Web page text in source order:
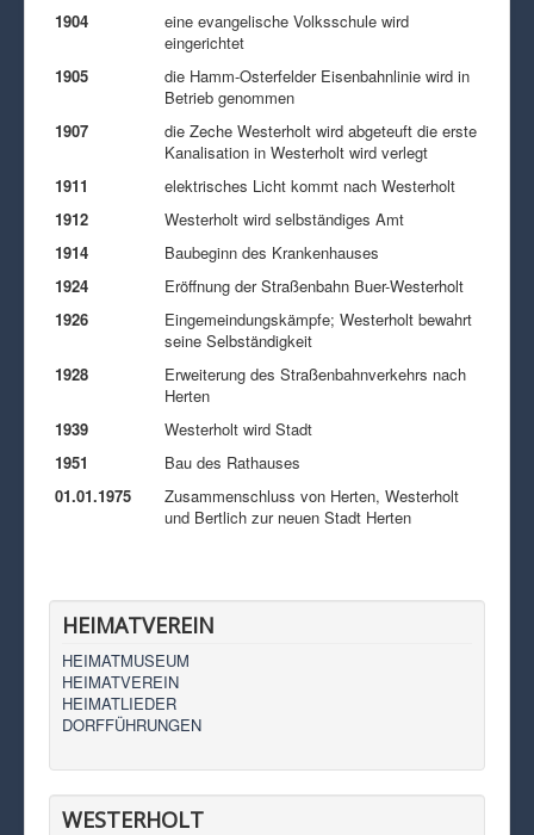
1904
eine evangelische Volksschule wird
eingerichtet
1905
die Hamm-Osterfelder Eisenbahnlinie wird in
Betrieb genommen
1907
die Zeche Westerholt wird abgeteuft die erste
Kanalisation in Westerholt wird verlegt
1911
elektrisches Licht kommt nach Westerholt
1912
Westerholt wird selbständiges Amt
1914
Baubeginn des Krankenhauses
1924
Eröffnung der Straßenbahn Buer-Westerholt
1926
Eingemeindungskämpfe; Westerholt bewahrt
seine Selbständigkeit
1928
Erweiterung des Straßenbahnverkehrs nach
Herten
1939
Westerholt wird Stadt
1951
Bau des Rathauses
01.01.1975
Zusammenschluss von Herten, Westerholt
und Bertlich zur neuen Stadt Herten
HEIMATVEREIN
HEIMATMUSEUM
HEIMATVEREIN
HEIMATLIEDER
DORFFÜHRUNGEN
WESTERHOLT